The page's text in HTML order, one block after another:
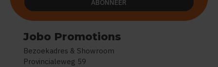
Jobo Promotions
Bezoekadres & Showroom
Provincialeweg 59
ABONNEER